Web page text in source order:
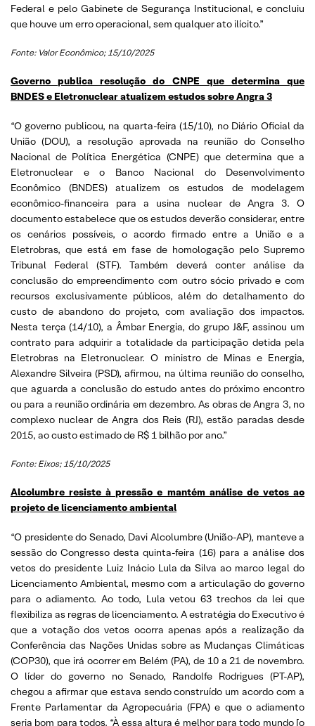
Federal e pelo Gabinete de Segurança Institucional, e concluiu
que houve um erro operacional, sem qualquer ato ilícito.”
Fonte: Valor Econômico; 15/10/2025
Governo publica resolução do CNPE que determina que
BNDES e Eletronuclear atualizem estudos sobre Angra 3
“O governo publicou, na quarta-feira (15/10), no Diário Oficial da
União (DOU), a resolução aprovada na reunião do Conselho
Nacional de Política Energética (CNPE) que determina que a
Eletronuclear e o Banco Nacional do Desenvolvimento
Econômico (BNDES) atualizem os estudos de modelagem
econômico-financeira para a usina nuclear de Angra 3. O
documento estabelece que os estudos deverão considerar, entre
os cenários possíveis, o acordo firmado entre a União e a
Eletrobras, que está em fase de homologação pelo Supremo
Tribunal Federal (STF). Também deverá conter análise da
conclusão do empreendimento com outro sócio privado e com
recursos exclusivamente públicos, além do detalhamento do
custo de abandono do projeto, com avaliação dos impactos.
Nesta terça (14/10), a Âmbar Energia, do grupo J&F, assinou um
contrato para adquirir a totalidade da participação detida pela
Eletrobras na Eletronuclear. O ministro de Minas e Energia,
Alexandre Silveira (PSD), afirmou, na última reunião do conselho,
que aguarda a conclusão do estudo antes do próximo encontro
ou para a reunião ordinária em dezembro. As obras de Angra 3, no
complexo nuclear de Angra dos Reis (RJ), estão paradas desde
2015, ao custo estimado de R$ 1 bilhão por ano.”
Fonte: Eixos; 15/10/2025
Alcolumbre resiste à pressão e mantém análise de vetos ao
projeto de licenciamento ambiental
“O presidente do Senado, Davi Alcolumbre (União-AP), manteve a
sessão do Congresso desta quinta-feira (16) para a análise dos
vetos do presidente Luiz Inácio Lula da Silva ao marco legal do
Licenciamento Ambiental, mesmo com a articulação do governo
para o adiamento. Ao todo, Lula vetou 63 trechos da lei que
flexibiliza as regras de licenciamento. A estratégia do Executivo é
que a votação dos vetos ocorra apenas após a realização da
Conferência das Nações Unidas sobre as Mudanças Climáticas
(COP30), que irá ocorrer em Belém (PA), de 10 a 21 de novembro.
O líder do governo no Senado, Randolfe Rodrigues (PT-AP),
chegou a afirmar que estava sendo construído um acordo com a
Frente Parlamentar da Agropecuária (FPA) e que o adiamento
seria bom para todos. “À essa altura é melhor para todo mundo [o